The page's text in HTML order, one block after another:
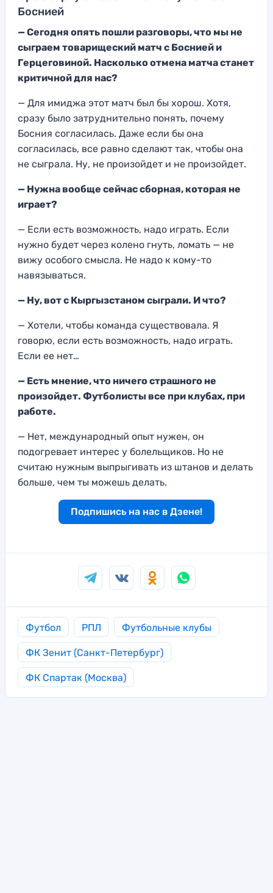
Боснией
— Сегодня опять пошли разговоры, что мы не
сыграем товарищеский матч с Боснией и
Герцеговиной. Насколько отмена матча станет
критичной для нас?
— Для имиджа этот матч был бы хорош. Хотя,
сразу было затруднительно понять, почему
Босния согласилась. Даже если бы она
согласилась, все равно сделают так, чтобы она
не сыграла. Ну, не произойдет и не произойдет.
— Нужна вообще сейчас сборная, которая не
играет?
— Если есть возможность, надо играть. Если
нужно будет через колено гнуть, ломать — не
вижу особого смысла. Не надо к кому-то
навязываться.
— Ну, вот с Кыргызстаном сыграли. И что?
— Хотели, чтобы команда существовала. Я
говорю, если есть возможность, надо играть.
Если ее нет…
— Есть мнение, что ничего страшного не
произойдет. Футболисты все при клубах, при
работе.
— Нет, международный опыт нужен, он
подогревает интерес у болельщиков. Но не
считаю нужным выпрыгивать из штанов и делать
больше, чем ты можешь делать.
Подпишись на нас в Дзене!
Футбол РПЛ Футбольные клубы
ФК Зенит (Санкт-Петербург)
ФК Спартак (Москва)